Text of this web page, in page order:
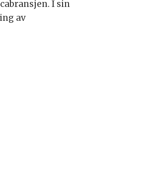
I sin
av